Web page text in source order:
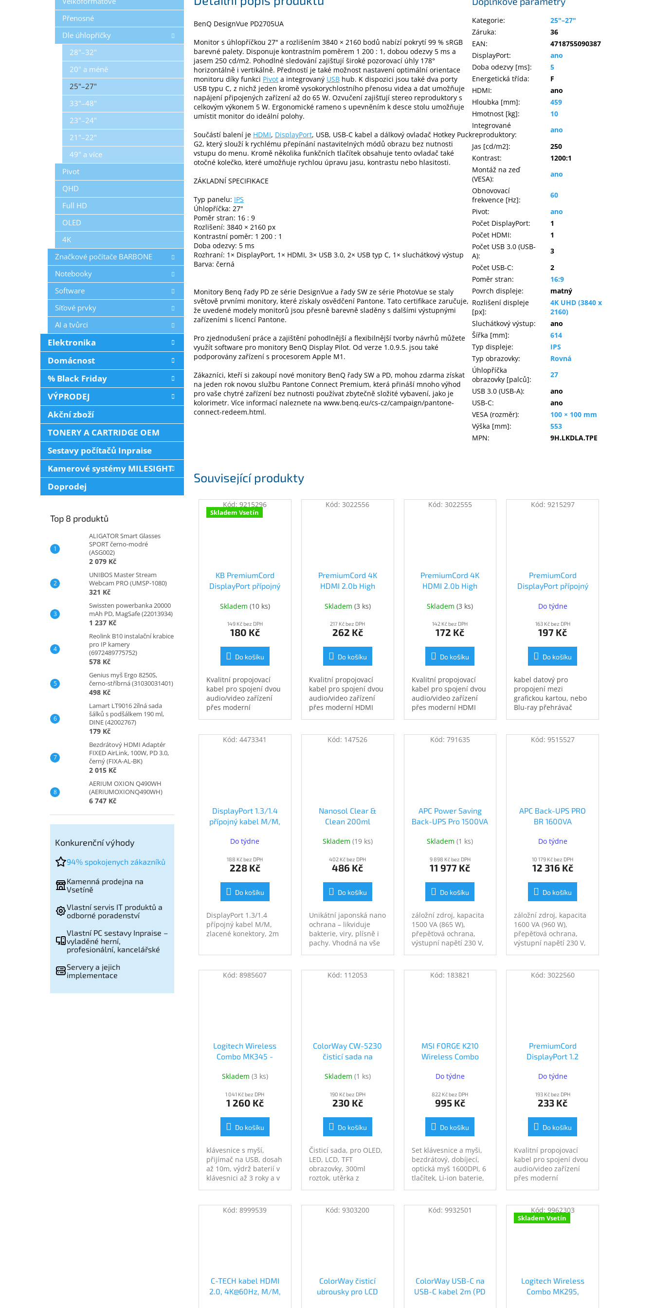
Přenosné
Dle úhlopříčky
28"–32"
20" a méně
25"–27"
33"–48"
23"–24"
21"–22"
49" a více
Pivot
QHD
Full HD
OLED
4K
Značkové počítače BARBONE
Notebooky
Software
Síťové prvky
AI a tvůrci
Elektronika
Domácnost
% Black Friday
VÝPRODEJ
Akční zboží
TONERY A CARTRIDGE OEM
Sestavy počítačů Inpraise
Kamerové systémy MILESIGHT
Doprodej
Top 8 produktů
ALIGATOR Smart Glasses
SPORT černo-modré
(ASG002)
2 079 Kč
UNIBOS Master Stream
Webcam PRO (UMSP-1080)
321 Kč
Swissten powerbanka 20000
mAh PD, MagSafe (22013934)
1 237 Kč
Reolink B10 instalační krabice
pro IP kamery
(6972489775752)
578 Kč
Genius myš Ergo 8250S,
černo-stříbrná (31030031401)
498 Kč
Lamart LT9016 2ílná sada
šálků s podšálkem 190 ml,
DINE (42002767)
179 Kč
Bezdrátový HDMI Adaptér
FIXED AirLink, 100W, PD 3.0,
černý (FIXA-AL-BK)
2 015 Kč
AERIUM OXION Q490WH
(AERIUMOXIONQ490WH)
6 747 Kč
Konkurenční výhody
94% spokojenych zákazníků
Kamenná prodejna na
Vsetíně
Vlastní servis IT produktů a
odborné poradenství
Vlastní PC sestavy Inpraise –
vyladěné herní,
profesionální, kancelářské
Servery a jejich
implementace
Související produkty
Skladem Vsetín
KB PremiumCord
DisplayPort přípojný
(kport1-02)
Skladem (10 ks)
149 Kč bez DPH
180 Kč
Do košíku
Kvalitní propojovací
kabel pro spojení dvou
audio/video zařízení
přes moderní
DVD/BluRay přehrávač
a LCD/Plazma televizor.
Kód:9215296
PremiumCord 4K
HDMI 2.0b High
kabel, zlacené
(kphdm2-5)
Skladem (3 ks)
217 Kč bez DPH
262 Kč
Do košíku
Kvalitní propojovací
kabel pro spojení dvou
audio/video zařízení
přes moderní HDMI
Kód:3022556
PremiumCord 4K
HDMI 2.0b High
kabel, zlacené
(kphdm2-3)
Skladem(3 ks)
142 Kč bez DPH
172 Kč
Do košíku
Kvalitní propojovací
kabel pro spojení dvou
audio/video zařízení
přes moderní HDMI
přehrávač a
LCD/Plazma televizor.
Kód: 3022555
PremiumCord
DisplayPort přípojný
(kport1-03)
Do týdne
163 Kč bez DPH
197 Kč
Do košíku
kabel datový pro
propojení mezi
grafickou kartou, nebo
Blu-ray přehrávač
Kód: 9215297
DisplayPort 1.3/1.4
přípojný kabel M/M,
2m (kport5-02)
Do týdne
188 Kč bez DPH
228 Kč
Do košíku
DisplayPort 1.3/1.4
přípojný kabel M/M,
zlacené konektory, 2m
Kód:4473341
Nanosol Clear &
Clean 200ml
Skladem (19 ks)
402 Kč bez DPH
486 Kč
Do košíku
Unikátní japonská nano
ochrana – likviduje
bakterie, viry, plísně i
pachy. Vhodná na vše
interiér auta. 200ml
antigravitační
Kód: 147526
APC Power Saving
Back-UPS Pro 1500VA
Skladem(1 ks)
9 898 Kč bez DPH
11 977 Kč
Do košíku
záložní zdroj, kapacita
1500 VA (865 W),
přepěťová ochrana,
výstupní napětí 230 V,
při výpadku el. proudu,
USB port, ochrana
Kód: 791635
APC Back-UPS PRO
BR 1600VA
Do týdne
10 179 Kč bez DPH
12 316 Kč
Do košíku
záložní zdroj, kapacita
1600 VA (960 W),
přepěťová ochrana,
výstupní napětí 230 V,
výpadku el. proudu,
USB port, ochrana
Kód: 9515527
Logitech Wireless
Combo MK345 -
Skladem (3 ks)
1 041 Kč bez DPH
1 260 Kč
Do košíku
klávesnice s myší,
přijímač na USB, dosah
až 10m, výdrž baterií v
klávesnici až 3 roky a v
klávesnice, klávesnice
obsahuje české znaky
Kód:8985607
ColorWay CW-5230
čisticí sada na
Skladem (1 ks)
190 Kč bez DPH
230 Kč
Do košíku
Čisticí sada, pro OLED,
LED, LCD, TFT
obrazovky, 300ml
roztok, utěrka z
Kód: 112053
MSI FORGE K210
Wireless Combo
Y92)
Do týdne
822 Kč bez DPH
995 Kč
Do košíku
Set klávesnice a myši,
bezdrátový, dobíjecí,
optická myš 1600DPI, 6
tlačítek, Li-ion baterie,
Kód: 183821
PremiumCord
DisplayPort 1.2
zlacené konektory,
Do týdne
193 Kč bez DPH
233 Kč
Do košíku
Kvalitní propojovací
kabel pro spojení dvou
audio/video zařízení
přes moderní
DVD/BluRay přehrávač
a LCD/Plazma televizor.
Kabel je stíněný,
Kód: 3022560
C-TECH kabel HDMI
2.0, 4K@60Hz, M/M,
Kód:8999539
ColorWay čisticí
ubrousky pro LCD
Kód:9303200
ColorWay USB-C na
USB-C kabel 2m (PD
Kód: 9932501
Skladem Vsetín
Logitech Wireless
Combo MK295,
Kód: 9962303
BenQ DesignVue PD2705UA
Monitor s úhlopříčkou 27" a rozlišením 3840 × 2160 bodů nabízí pokrytí 99 % sRGB
barevné palety. Disponuje kontrastním poměrem 1 200 : 1, dobou odezvy 5 ms a
jasem 250 cd/m2. Pohodlné sledování zajišťují široké pozorovací úhly 178°
horizontálně i vertikálně. Předností je také možnost nastavení optimální orientace
monitoru díky funkci Pivot a integrovaný USB hub. K dispozici jsou také dva porty
USB typu C, z nichž jeden kromě vysokorychlostního přenosu videa a dat umožňuje
napájení připojených zařízení až do 65 W. Ozvučení zajišťují stereo reproduktory s
celkovým výkonem 5 W. Ergonomické rameno s upevněním k desce stolu umožňuje
umístit monitor do ideální polohy.
Součástí balení je HDMI, DisplayPort, USB, USB-C kabel a dálkový ovladač Hotkey Puck
G2, který slouží k rychlému přepínání nastavitelných módů obrazu bez nutnosti
vstupu do menu. Kromě několika funkčních tlačítek obsahuje tento ovladač také
otočné kolečko, které umožňuje rychlou úpravu jasu, kontrastu nebo hlasitosti.
ZÁKLADNÍ SPECIFIKACE
Typ panelu: IPS
Úhlopříčka: 27"
Poměr stran: 16 : 9
Rozlišení: 3840 × 2160 px
Kontrastní poměr: 1 200 : 1
Doba odezvy: 5 ms
Rozhraní: 1× DisplayPort, 1× HDMI, 3× USB 3.0, 2× USB typ C, 1× sluchátkový výstup
Barva: černá
Monitory Benq řady PD ze série DesignVue a řady SW ze série PhotoVue se staly
světově prvními monitory, které získaly osvědčení Pantone. Tato certifikace zaručuje,
že uvedené modely monitorů jsou přesně barevně sladěny s dalšími výstupnými
zařízeními s licencí Pantone.
Pro zjednodušení práce a zajištění pohodlnější a flexibilnější tvorby návrhů můžete
využít software pro monitory BenQ Display Pilot. Od verze 1.0.9.5. jsou také
podporovány zařízení s procesorem Apple M1.
Zákazníci, kteří si zakoupí nové monitory BenQ řady SW a PD, mohou zdarma získat
na jeden rok novou službu Pantone Connect Premium, která přináší mnoho výhod
pro vaše chytré zařízení bez nutnosti používat zbytečně složité vybavení, jako je
kolorimetr. Více informací naleznete na www.benq.eu/cs-cz/campaign/pantone-
connect-redeem.html.
Kategorie:
25"–27"
Záruka:
36
EAN:
4718755090387
DisplayPort:
ano
Doba odezvy [ms]:
5
Energetická třída:
F
HDMI:
ano
Hloubka [mm]:
459
Hmotnost [kg]:
10
Integrované
reproduktory:
ano
Jas [cd/m2]:
250
Kontrast:
1200:1
Montáž na zeď
(VESA):
ano
Obnovovací
frekvence [Hz]:
60
Pivot:
ano
Počet DisplayPort:
1
Počet HDMI:
1
Počet USB 3.0 (USB-
A):
3
Počet USB-C:
2
Poměr stran:
16:9
Povrch displeje:
matný
Rozlišení displeje
[px]:
4K UHD (3840 x
2160)
Sluchátkový výstup:
ano
Šířka [mm]:
614
Typ displeje:
IPS
Typ obrazovky:
Rovná
Úhlopříčka
obrazovky [palců]:
27
USB 3.0 (USB-A):
ano
USB-C:
ano
VESA (rozměr):
100 × 100 mm
Výška [mm]:
553
MPN: 9H.LKDLA.TPE